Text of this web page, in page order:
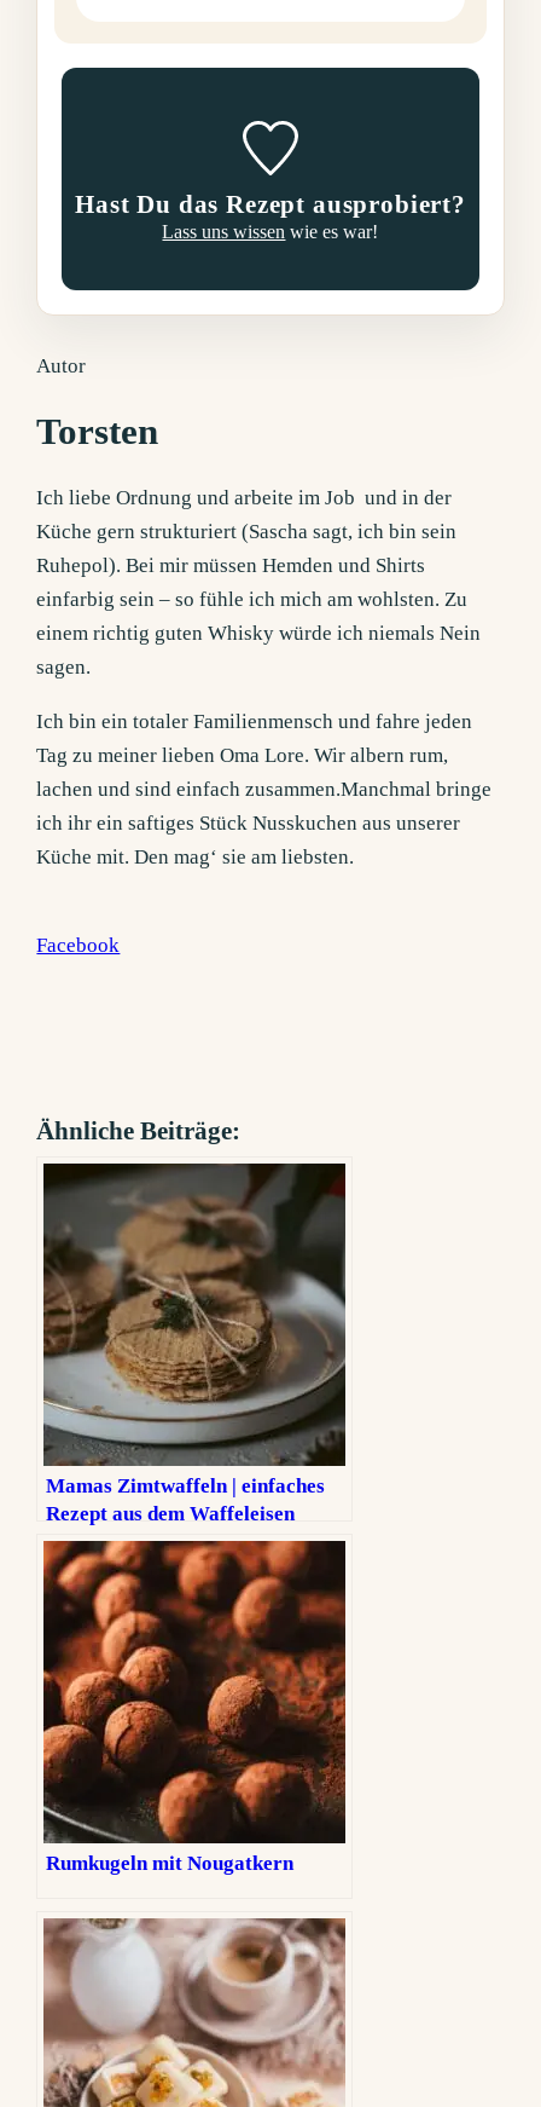
Hast Du das Rezept ausprobiert?
Lass uns wissen wie es war!
Autor
Torsten
Ich liebe Ordnung und arbeite im Job und in der
Küche gern strukturiert (Sascha sagt, ich bin sein
Ruhepol). Bei mir müssen Hemden und Shirts
einfarbig sein – so fühle ich mich am wohlsten. Zu
einem richtig guten Whisky würde ich niemals Nein
sagen.
Ich bin ein totaler Familienmensch und fahre jeden
Tag zu meiner lieben Oma Lore. Wir albern rum,
lachen und sind einfach zusammen.Manchmal bringe
ich ihr ein saftiges Stück Nusskuchen aus unserer
Küche mit. Den mag‘ sie am liebsten.
Facebook
Ähnliche Beiträge:
Mamas Zimtwaffeln | einfaches
Rezept aus dem Waffeleisen
Rumkugeln mit Nougatkern